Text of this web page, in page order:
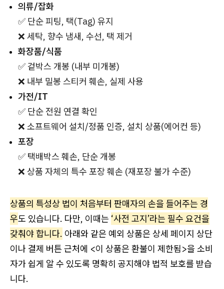
의류/잡화
✅ 단순 피팅, 택(Tag) 유지
❌ 세탁, 향수 냄새, 수선, 택 제거
화장품/식품
✅ 겉박스 개봉 (내부 미개봉)
❌ 내부 밀봉 스티커 훼손, 실제 사용
가전/IT
✅ 단순 전원 연결 확인
❌ 소프트웨어 설치/정품 인증, 설치 상품(에어컨 등)
포장
✅ 택배박스 훼손, 단순 개봉
❌ 상품 자체의 특수 포장 훼손 (재포장 불가 수준)
상품의 특성상 법이 처음부터 판매자의 손을 들어주는 경
우도 있습니다. 다만, 이때는 ‘사전 고지’라는 필수 요건을
갖춰야 합니다. 아래와 같은 예외 상품은 상세 페이지 상단
이나 결제 버튼 근처에 <이 상품은 환불이 제한됨>을 소비
자가 쉽게 알 수 있도록 명확히 공지해야 법적 보호를 받습
니다.